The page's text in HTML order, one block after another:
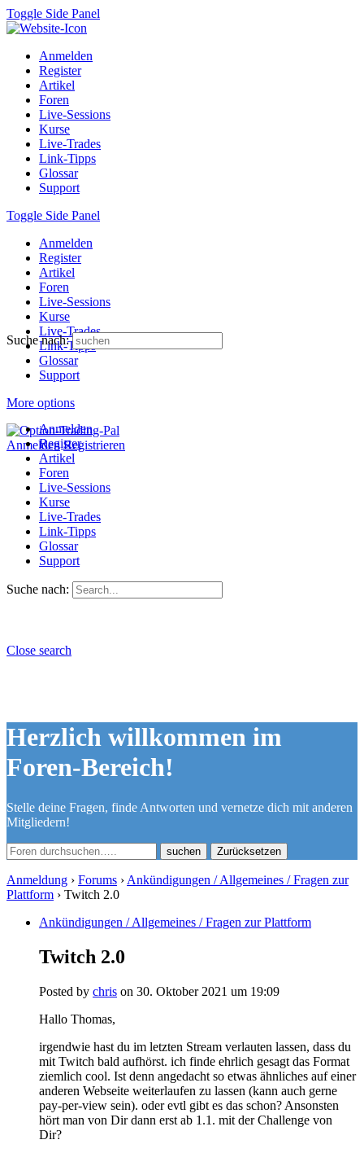
Toggle Side Panel
Anmelden
Register
Artikel
Foren
Live-Sessions
Kurse
Live-Trades
Link-Tipps
Glossar
Support
Toggle Side Panel
Anmelden
Register
Artikel
Foren
Live-Sessions
Kurse
Live-Trades
Link-Tipps
Glossar
Support
More options
Anmelden Registrieren
Suche nach:
Anmelden
Register
Artikel
Foren
Live-Sessions
Kurse
Live-Trades
Link-Tipps
Glossar
Support
Suche nach:
Close search
Herzlich willkommen im
Foren-Bereich!
Stelle deine Fragen, finde Antworten und vernetze dich mit anderen
Mitgliedern!
Zurücksetzen
Anmeldung › Forums › Ankündigungen / Allgemeines / Fragen zur
Plattform › Twitch 2.0
Ankündigungen / Allgemeines / Fragen zur Plattform
Twitch 2.0
Posted by chris on 30. Oktober 2021 um 19:09
Hallo Thomas,
irgendwie hast du im letzten Stream verlauten lassen, dass du
mit Twitch bald aufhörst. ich finde ehrlich gesagt das Format
ziemlich cool. Ist denn angedacht so etwas ähnliches auf einer
anderen Webseite weiterlaufen zu lassen (kann auch gerne
pay-per-view sein). oder evtl gibt es das schon? Ansonsten
hört man von Dir dann erst ab 1.1. mit der Challenge von
Dir?